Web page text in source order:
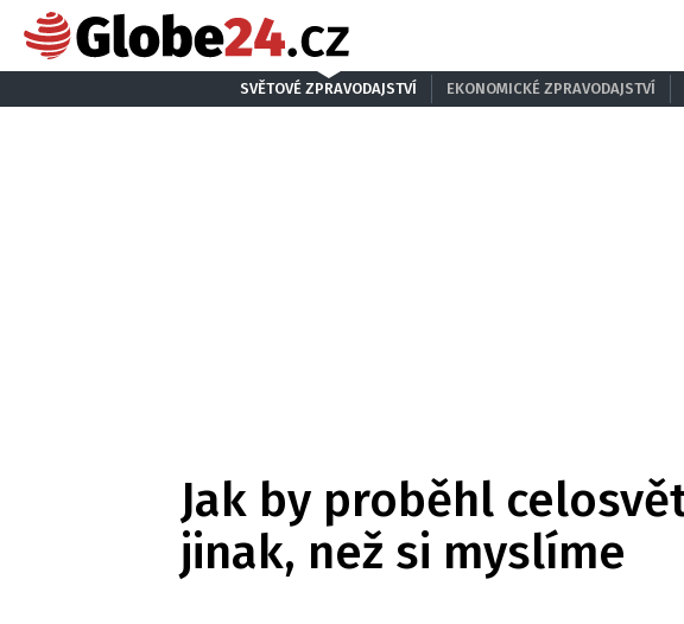
SVĚTOVÉ ZPRAVODAJSTVÍ EKONOMICKÉ ZPRAVODAJSTVÍ
Jak by proběhl
jinak, než si myslíme